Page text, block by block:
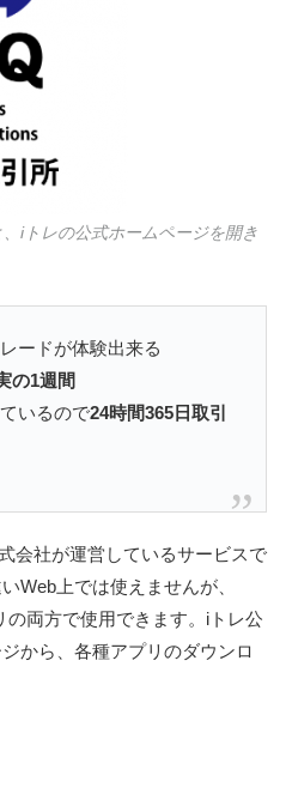
iトレの公式ホームページを開き
ードが体験出来る
の1週間
いるので24時間365日取引
会社が運営しているサービスで
Web上では使えませんが、
の両方で使用できます。iトレ公
から、各種アプリのダウンロ